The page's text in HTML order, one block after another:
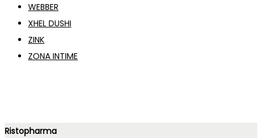
WEBBER
XHEL DUSHI
ZINK
ZONA INTIME
Ristopharma